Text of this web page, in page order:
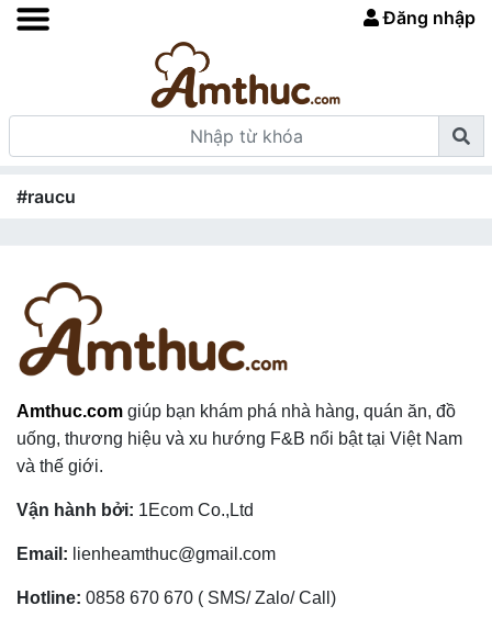
Đăng nhập
#raucu
Amthuc.com giúp bạn khám phá nhà hàng, quán ăn, đồ
uống, thương hiệu và xu hướng F&B nổi bật tại Việt Nam
và thế giới.
Vận hành bởi: 1Ecom Co.,Ltd
Email: lienheamthuc@gmail.com
Hotline: 0858 670 670 ( SMS/ Zalo/ Call)